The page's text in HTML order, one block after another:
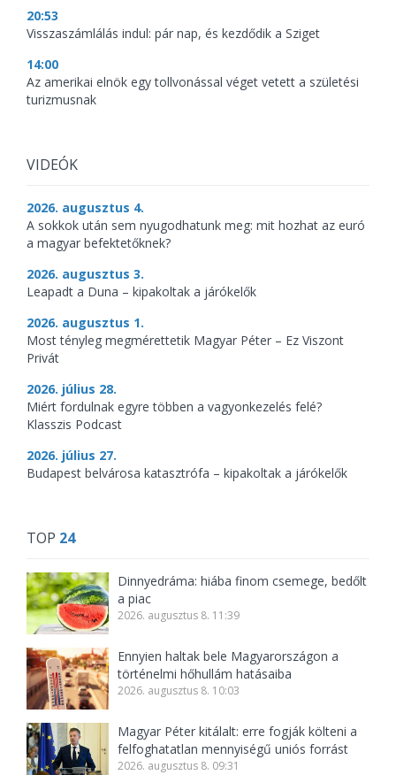
20:53
Visszaszámlálás indul: pár nap, és kezdődik a Sziget
14:00
Az amerikai elnök egy tollvonással véget vetett a születési
turizmusnak
VIDEÓK
2026. augusztus 4.
A sokkok után sem nyugodhatunk meg: mit hozhat az euró
a magyar befektetőknek?
2026. augusztus 3.
Leapadt a Duna – kipakoltak a járókelők
2026. augusztus 1.
Most tényleg megmérettetik Magyar Péter – Ez Viszont
Privát
2026. július 28.
Miért fordulnak egyre többen a vagyonkezelés felé?
Klasszis Podcast
2026. július 27.
Budapest belvárosa katasztrófa – kipakoltak a járókelők
TOP 24
Dinnyedráma: hiába finom csemege, bedőlt
a piac
2026. augusztus 8. 11:39
Ennyien haltak bele Magyarországon a
történelmi hőhullám hatásaiba
2026. augusztus 8. 10:03
Magyar Péter kitálalt: erre fogják költeni a
felfoghatatlan mennyiségű uniós forrást
2026. augusztus 8. 09:31